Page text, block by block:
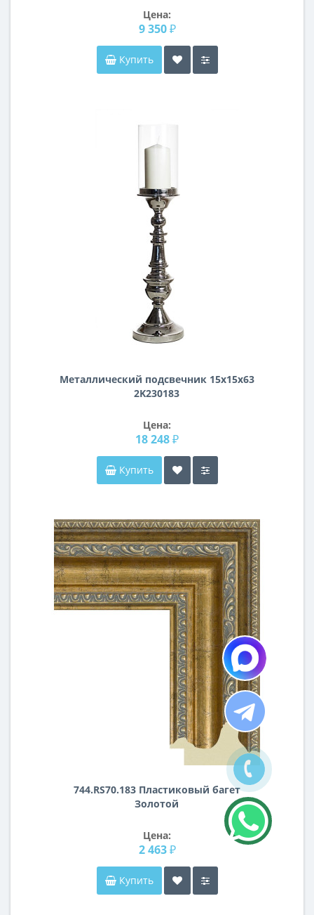
Цена:
9 350 ₽
Купить
Металлический подсвечник 15х15х63
2K230183
Цена:
18 248 ₽
Купить
744.RS70.183 Пластиковый багет
Золотой
Цена:
2 463 ₽
Купить